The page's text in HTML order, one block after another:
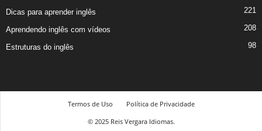
Dicas para aprender inglês 221
Aprendendo inglês com vídeos 208
Estruturas do inglês 98
Termos de Uso
Política de Privacidade
© 2025 Reis Vergara Idiomas.